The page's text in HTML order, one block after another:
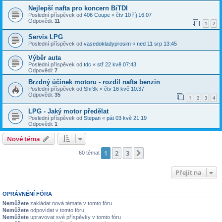
Nejlepší nafta pro koncern BiTDI
Poslední příspěvek od 406 Coupe « čtv 10 říj 16:07
Odpovědi: 11 1 2
Servis LPG
Poslední příspěvek od vasedokladyprosim « ned 11 srp 13:45
Výběr auta
Poslední příspěvek od tdc « stř 22 kvě 07:43
Odpovědi: 7
Brzdný účinek motoru - rozdíl nafta benzin
Poslední příspěvek od Shr3k « čtv 16 kvě 10:37
Odpovědi: 35 1 2 3 4
LPG - Jaký motor předělat
Poslední příspěvek od Stepan « pát 03 kvě 21:19
Odpovědi: 1
Nové téma
60 témat 1 2 3
Přejít na
OPRÁVNĚNÍ FÓRA
Nemůžete zakládat nová témata v tomto fóru
Nemůžete odpovídat v tomto fóru
Nemůžete upravovat své příspěvky v tomto fóru